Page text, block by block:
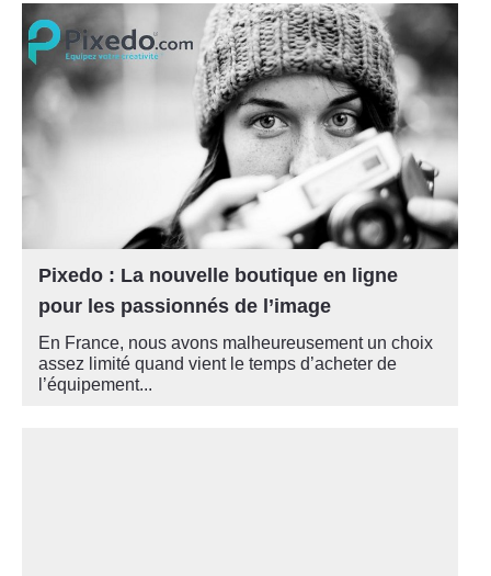
Pixedo : La nouvelle boutique en ligne
pour les passionnés de l’image
En France, nous avons malheureusement un choix
assez limité quand vient le temps d’acheter de
l’équipement...